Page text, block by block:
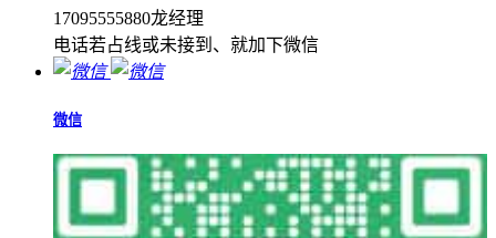
17095555880龙经理
电话若占线或未接到、就加下微信
微信